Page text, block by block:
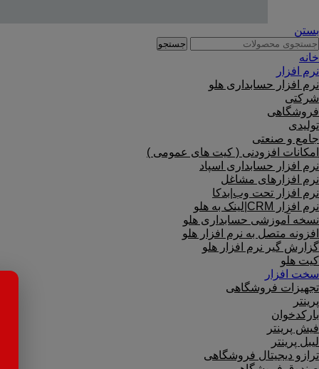
بستن
جستجو
خانه
نرم افزار
نرم افزار حسابداری هلو
شرکتی
فروشگاهی
تولیدی
جامع و صنعتی
امکانات افزودنی ( کیت های عمومی )
نرم افزار حسابداری اسپاد
نرم افزارهای مشاغل
نرم افزار تحت وب|بدکا
نرم افزار CRM|لینک به هلو
نسخه آموزشی حسابداری هلو
افزونه متصل به نرم افزار هلو
گزارش گیر نرم افزار هلو
کیت هلو
سخت افزار
تجهیزات فروشگاهی
پرینتر
بارکدخوان
فیش پرینتر
لیبل پرینتر
ترازو دیجیتال فروشگاهی